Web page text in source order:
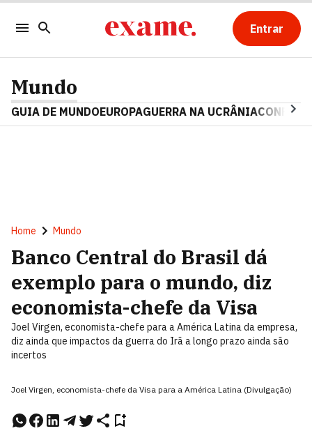
Entrar
Mundo
GUIA DE MUNDOEUROPAGUERRA NA UCRÂNIA
Home Mundo
Banco Central do Brasil dá
exemplo para o mundo, diz
economista-chefe da Visa
Joel Virgen, economista-chefe para a América Latina da empresa,
diz ainda que impactos da guerra do Irã a longo prazo ainda são
incertos
Joel Virgen, economista-chefe da Visa para a América Latina (Divulgação)